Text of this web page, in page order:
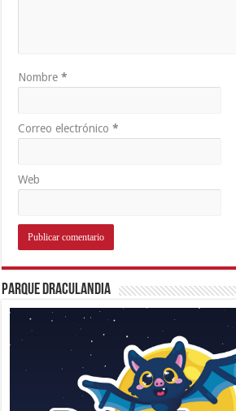
Nombre*
Correo electrónico*
Web
Parque Draculandia